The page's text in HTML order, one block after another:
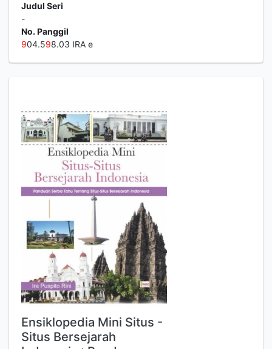
Judul Seri
-
No. Panggil
904.598.03 IRA e
Ensiklopedia Mini Situs -
Situs Bersejarah